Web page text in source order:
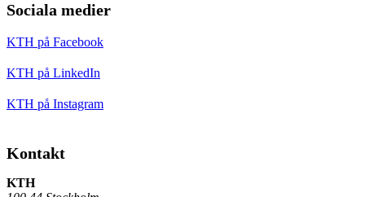
Sociala medier
KTH på Facebook
KTH på LinkedIn
KTH på Instagram
Kontakt
KTH